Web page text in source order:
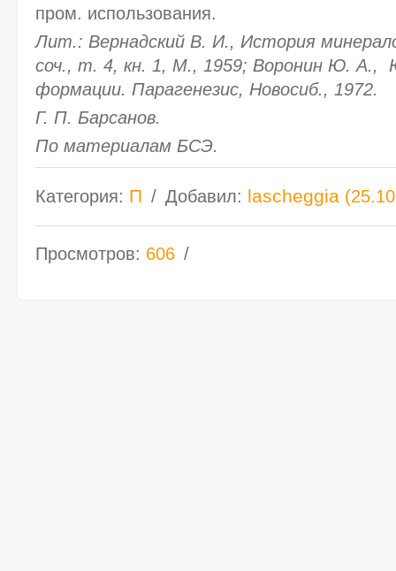
пром. использования.
Лит.: Вернадский В. И., История
соч., т. 4, кн. 1, М., 1959; Воронин Ю. А.,
формации. Парагенезис, Новосиб., 1972.
Г. П. Барсанов.
По материалам БСЭ.
Категория: П Добавил: lascheggia
Просмотров: 606